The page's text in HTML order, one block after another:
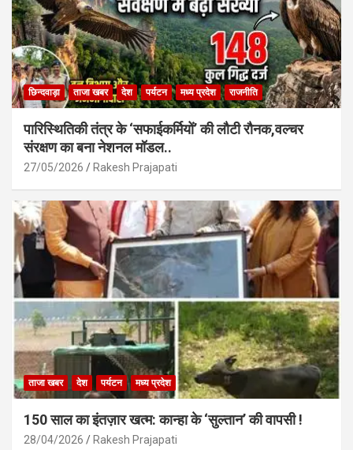
छिन्दवाड़ा ताजा खबर देश पर्यटन मध्य प्रदेश राजनीति
पारिस्थितिकी तंत्र के ‘सफाईकर्मियों’ की लौटी रौनक,वल्चर
संरक्षण का बना नेशनल मॉडल..
27/05/2026 Rakesh Prajapati
ताजा खबर देश पर्यटन मध्य प्रदेश
150 साल का इंतज़ार खत्म: कान्हा के ‘सुल्तान’ की वापसी !
28/04/2026 Rakesh Prajapati